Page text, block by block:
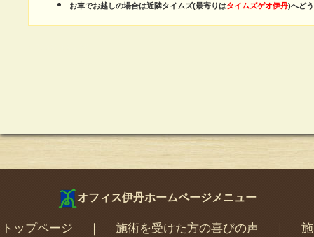
お車でお越しの場合は近隣タイムズ(最寄りはタイムズゲオ伊丹)へど
オフィス伊丹ホームページメニュー
トップページ 施術を受けた方の喜びの声｜ 施